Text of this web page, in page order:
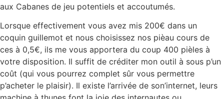
aux Cabanes de jeu potentiels et accoutumés.
Lorsque effectivement vous avez mis 200€ dans un
coquin guillemot et nous choisissez nos pièau cours de
ces à 0,5€, ils me vous apportera du coup 400 pièles à
votre disposition. Il suffit de créditer mon outil à sous p’un
coût (qui vous pourrez complet sûr vous permettre
p’acheter le plaisir). Il existe l’arrivée de son’internet, leurs